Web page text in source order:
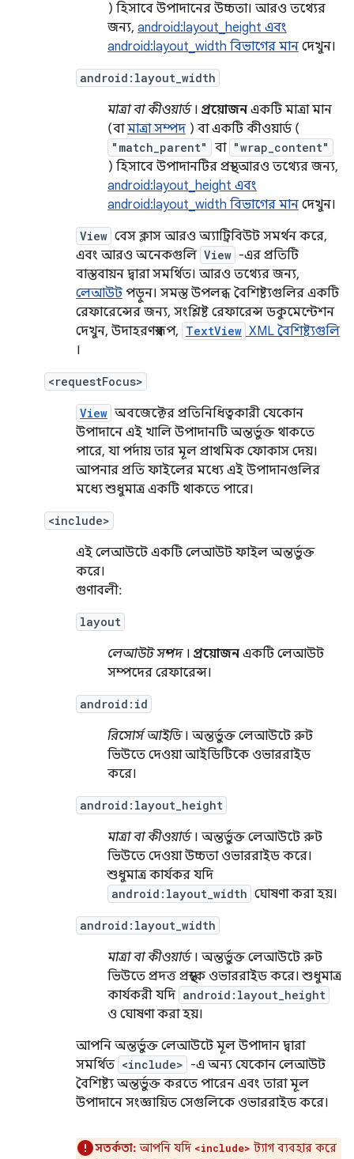
) হিসাবে উপাদানের উচ্চতা। আরও তথ্যের
জন্য, android:layout_height এবং
android:layout_width বিভাগের মান দেখুন।
android:layout_width
মাত্রা বা কীওয়ার্ড। প্রয়োজন একটি মাত্রা মান
(বামাত্রা সম্পদ ) বা একটি কীওয়ার্ড (
"match_parent" বা "wrap_content"
) হিসাবে উপাদানটির প্রস্থ। আরও তথ্যের জন্য,
android:layout_height এবং
android:layout_width বিভাগের মান দেখুন।
View বেস ক্লাস আরও অ্যাট্রিবিউট সমর্থন করে,
এবং আরও অনেকগুলি View -এর প্রতিটি
বাস্তবায়ন দ্বারা সমর্থিত। আরও তথ্যের জন্য,
লেআউট পড়ুন। সমস্ত উপলব্ধ বৈশিষ্ট্যগুলির একটি
রেফারেন্সের জন্য, সংশ্লিষ্ট রেফারেন্স ডকুমেন্টেশন
দেখুন, উদাহরণস্বরূপ, TextView XML বৈশিষ্ট্যগুলি
।
<requestFocus>
View অবজেক্টের প্রতিনিধিত্বকারী যেকোন
উপাদানে এই খালি উপাদানটি অন্তর্ভুক্ত থাকতে
পারে, যা পর্দায় তার মূল প্রাথমিক ফোকাস দেয়।
আপনার প্রতি ফাইলের মধ্যে এই উপাদানগুলির
মধ্যে শুধুমাত্র একটি থাকতে পারে।
<include>
এই লেআউটে একটি লেআউট ফাইল অন্তর্ভুক্ত
করে।
গুণাবলী:
layout
লেআউট সম্পদ। প্রয়োজন একটি লেআউট
সম্পদের রেফারেন্স।
android:id
রিসোর্স আইডি। অন্তর্ভুক্ত লেআউটে রুট
ভিউতে দেওয়া আইডিটিকে ওভাররাইড
করে।
android:layout_height
মাত্রা বা কীওয়ার্ড। অন্তর্ভুক্ত লেআউটে রুট
ভিউতে দেওয়া উচ্চতা ওভাররাইড করে।
শুধুমাত্র কার্যকর যদি
android:layout_width ঘোষণা করা হয়।
android:layout_width
মাত্রা বা কীওয়ার্ড। অন্তর্ভুক্ত লেআউটে রুট
ভিউতে প্রদত্ত প্রস্থকে ওভাররাইড করে। শুধুমাত্র
কার্যকরী যদি android:layout_height
ও ঘোষণা করা হয়।
আপনি অন্তর্ভুক্ত লেআউটে মূল উপাদান দ্বারা
সমর্থিত <include> -এ অন্য যেকোন লেআউট
বৈশিষ্ট্য অন্তর্ভুক্ত করতে পারেন এবং তারা মূল
উপাদানে সংজ্ঞায়িত সেগুলিকে ওভাররাইড করে।
সতর্কতা: আপনি যদি <include> ট্যাগ ব্যবহার করে